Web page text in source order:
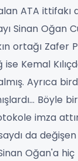
ATA ittifakı
Sinan Oğan
ortağı Zafer
ise Kemal
Ayrıca
Böyle
imza
da
Oğan'a